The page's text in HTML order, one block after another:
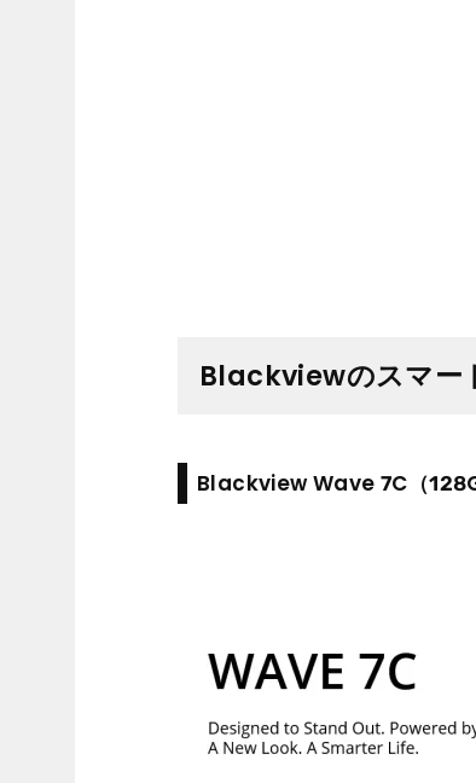
Blackviewのスマー
Blackview Wave 7C（